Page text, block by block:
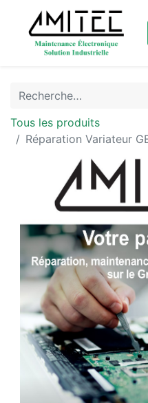
Tous les produits
Réparation Variateur